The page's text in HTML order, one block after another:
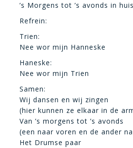
’s Morgens tot ’s avonds in
Refrein:
Trien:
Nee wor mijn Hanneske
Haneske:
Nee wor mijn Trien
Samen:
Wij dansen en wij zingen
(hier kunnen ze elkaar in de
Van ’s morgens tot ’s avonds
(een naar voren en de ander
Het Drumse paar